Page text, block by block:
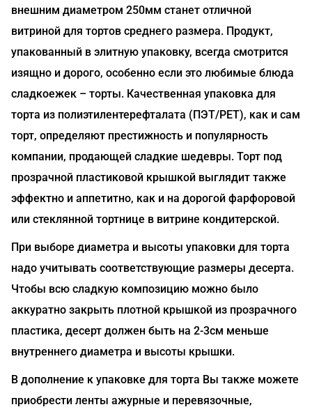
внешним диаметром 250мм станет отличной
витриной для тортов среднего размера. Продукт,
упакованный в элитную упаковку, всегда смотрится
изящно и дорого, особенно если это любимые блюда
сладкоежек – торты. Качественная упаковка для
торта из полиэтилентерефталата (ПЭТ/РЕТ), как и сам
торт, определяют престижность и популярность
компании, продающей сладкие шедевры. Торт под
прозрачной пластиковой крышкой выглядит также
эффектно и аппетитно, как и на дорогой фарфоровой
или стеклянной тортнице в витрине кондитерской.
При выборе диаметра и высоты упаковки для торта
надо учитывать соответствующие размеры десерта.
Чтобы всю сладкую композицию можно было
аккуратно закрыть плотной крышкой из прозрачного
пластика, десерт должен быть на 2-3см меньше
внутреннего диаметра и высоты крышки.
В дополнение к упаковке для торта Вы также можете
приобрести ленты ажурные и перевязочные,